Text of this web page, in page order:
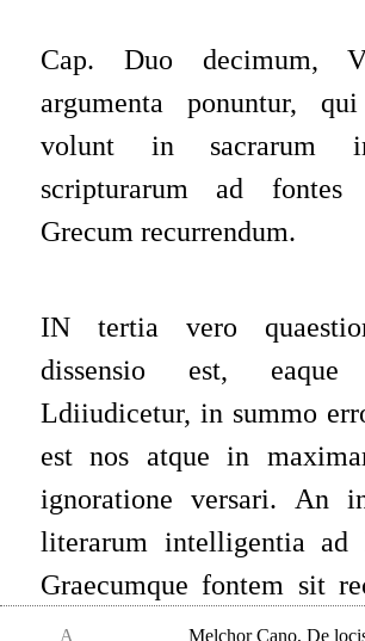
Cap. Duo decimum,
argumenta ponuntur,
volunt in sacrarum
scripturarum ad fontes
Grecum recurrendum.
IN tertia vero
dissensio est,
Ldiiudicetur, in summo
est nos atque in
ignoratione versari. An
literarum intelligentia ad
Graecumque fontem sit
An potius editio ipsa
A Melchor Cano, De